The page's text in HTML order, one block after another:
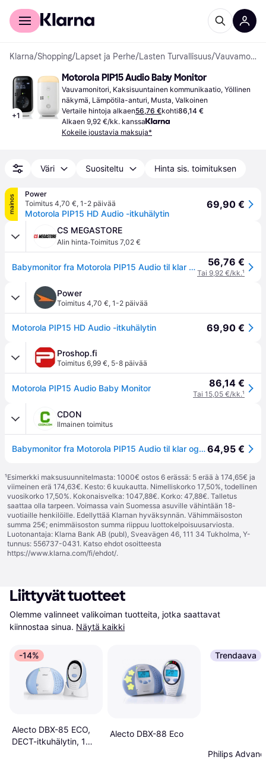
Kuluttajille
Klarna/Shopping/Lapset ja Perhe/Lasten Turvallisuus/ Vauvamonitorit
+1
Motorola PIP15 Audio Baby Monitor
Vauvamonitori, Kaksisuuntainen kommunikaatio, Yöllinen
näkymä, Lämpötila-anturi, Musta, Valkoinen
Vertaile hintoja alkaen56,76 €kohti86,14 €
Alkaen 9,92 €/kk. kanssa
Kokeile joustavia maksuja*
Väri Suositeltu Hinta sis. toimituksen
mainos
Power
Toimitus 4,70 €, 1-2 päivää
Motorola PIP15 HD Audio -itkuhälytin
69,90 €
CS MEGASTORE
Alin hinta·Toimitus 7,02 €
Babymonitor fra Motorola PIP15 Audio til klar og sikker overvågning. 56,76 €
Tai 9,92 €/kk.¹
Power
Toimitus 4,70 €, 1-2 päivää
Motorola PIP15 HD Audio -itkuhälytin 69,90 €
Proshop.fi
Toimitus 6,99 €, 5-8 päivää
Motorola PIP15 Audio Baby Monitor 86,14 €
Tai 15,05 €/kk.¹
CDON
Ilmainen toimitus
Babymonitor fra Motorola PIP15 Audio til klar og sikker overvågning.64,95 €
¹Esimerkki maksusuunnitelmasta: 1000€ ostos 6 erässä: 5 erää à 174,65€ ja
viimeinen erä 174,63€. Kesto: 6 kuukautta. Nimelliskorko 17,50%, todellinen
vuosikorko 17,50%. Kokonaisvelka: 1047,88€. Korko: 47,88€. Talletus
saattaa olla tarpeen. Voimassa vain Suomessa asuville vähintään 18-
vuotiaille henkilöille. Edellyttää Klarnan hyväksynnän. Vähimmäisoston
summa 25€; enimmäisoston summa riippuu luottokelpoisuusarviosta.
Luotonantaja: Klarna Bank AB (publ), Sveavägen 46, 111 34 Tukholma, Y-
tunnus: 556737-0431. Katso ehdot osoitteesta
https://www.klarna.com/fi/ehdot/.
Liittyvät tuotteet
Olemme valinneet valikoiman tuotteita, jotka saattavat
kiinnostaa sinua. Näytä kaikki
-14%
Alecto DBX-85 ECO,
DECT-itkuhälytin, 1
Alecto DBX-88 Eco
Trendaava
Philips